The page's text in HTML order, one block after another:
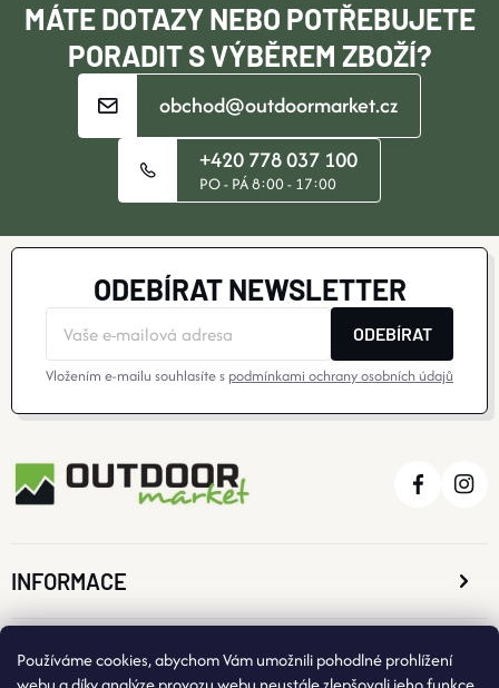
Používáme cookies, abychom Vám umožnili pohodlné prohlížení
MÁTE DOTAZY NEBO POTŘEBUJETE
PORADIT S VÝBĚREM ZBOŽÍ?
obchod@outdoormarket.cz
+420 778 037 100
PO - PÁ 8:00 - 17:00
ODEBÍRAT NEWSLETTER
ODEBÍRAT
Vložením e-mailu souhlasíte s podmínkami ochrany osobních údajů
INFORMACE
O NÁKUPU